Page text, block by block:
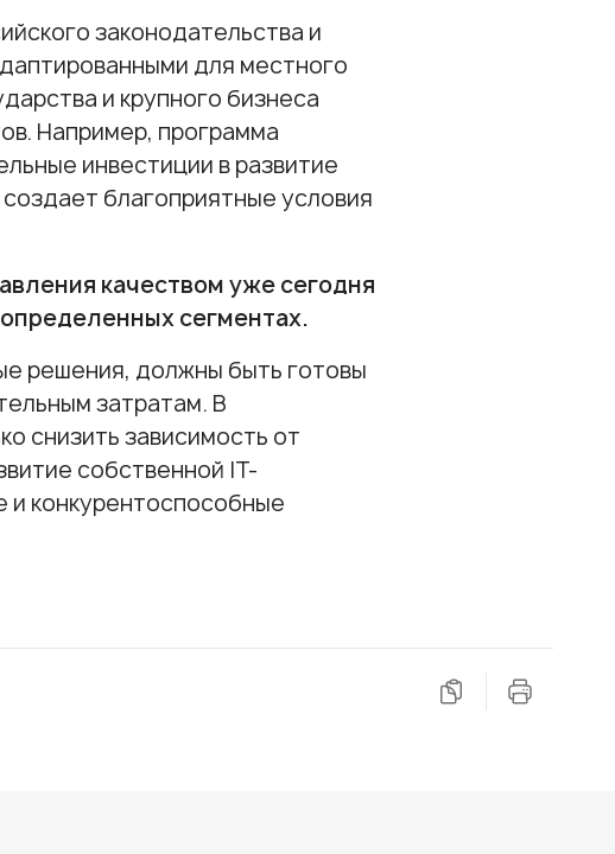
законодательства и
для местного
и крупного бизнеса
Например, программа
инвестиции в развитие
благоприятные условия
качеством уже сегодня
сегментах.
решения, должны быть готовы
затратам. В
снизить зависимость от
собственной IT-
и конкурентоспособные